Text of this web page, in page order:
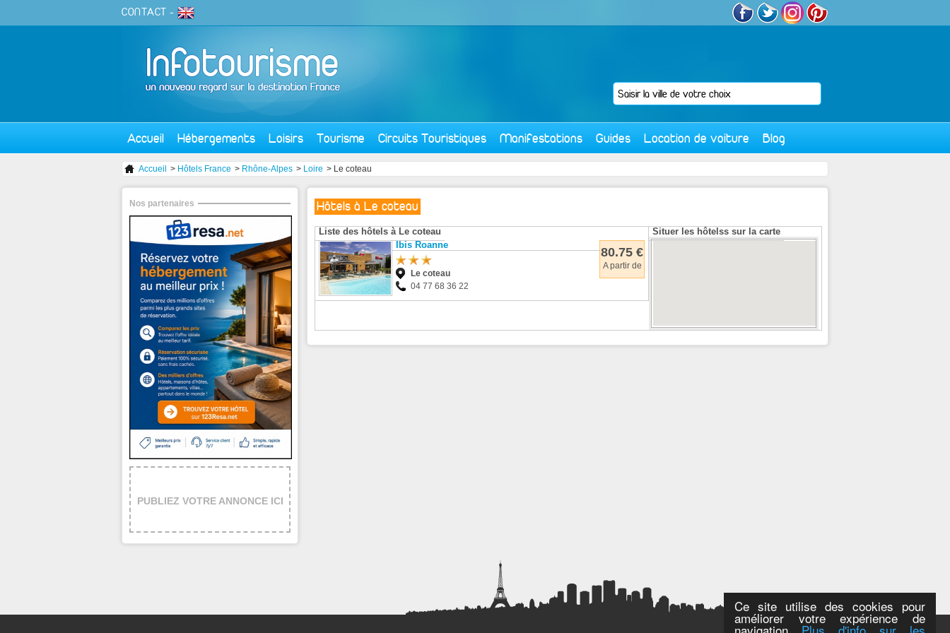
Ce site utilise des cookies pour
améliorer votre expérience de
CONTACT -
Accueil Hébergements Loisirs Tourisme Circuits Touristiques Manifestations Guides Location de voiture Blog
Accueil > Hôtels France > Rhône-Alpes > Loire > Le coteau
Hôtels à Le coteau
Liste des hôtels à Le coteau
80.75 €
A partir de
Ibis Roanne
Le coteau
04 77 68 36 22
Situer les hôtelss sur la carte
Nos partenaires
PUBLIEZ VOTRE ANNONCE ICI